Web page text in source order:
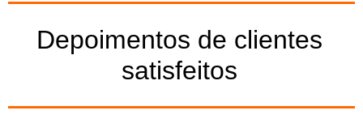
Depoimentos de clientes
satisfeitos